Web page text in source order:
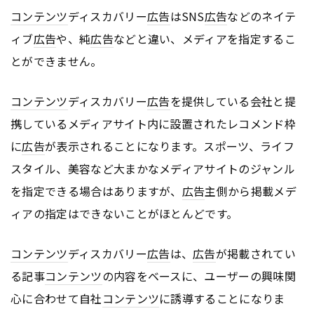
コンテンツディスカバリー広告はSNS広告などのネイテ
ィブ広告や、純広告などと違い、メディアを指定するこ
とができません。
コンテンツディスカバリー広告を提供している会社と提
携しているメディアサイト内に設置されたレコメンド枠
に広告が表示されることになります。スポーツ、ライフ
スタイル、美容など大まかなメディアサイトのジャンル
を指定できる場合はありますが、 広告主側から掲載メデ
ィアの指定はできないことがほとんどです。
コンテンツディスカバリー広告は、 広告が掲載されてい
る記事コンテンツの内容をベースに、ユーザーの興味関
心に合わせて自社コンテンツに誘導することになりま